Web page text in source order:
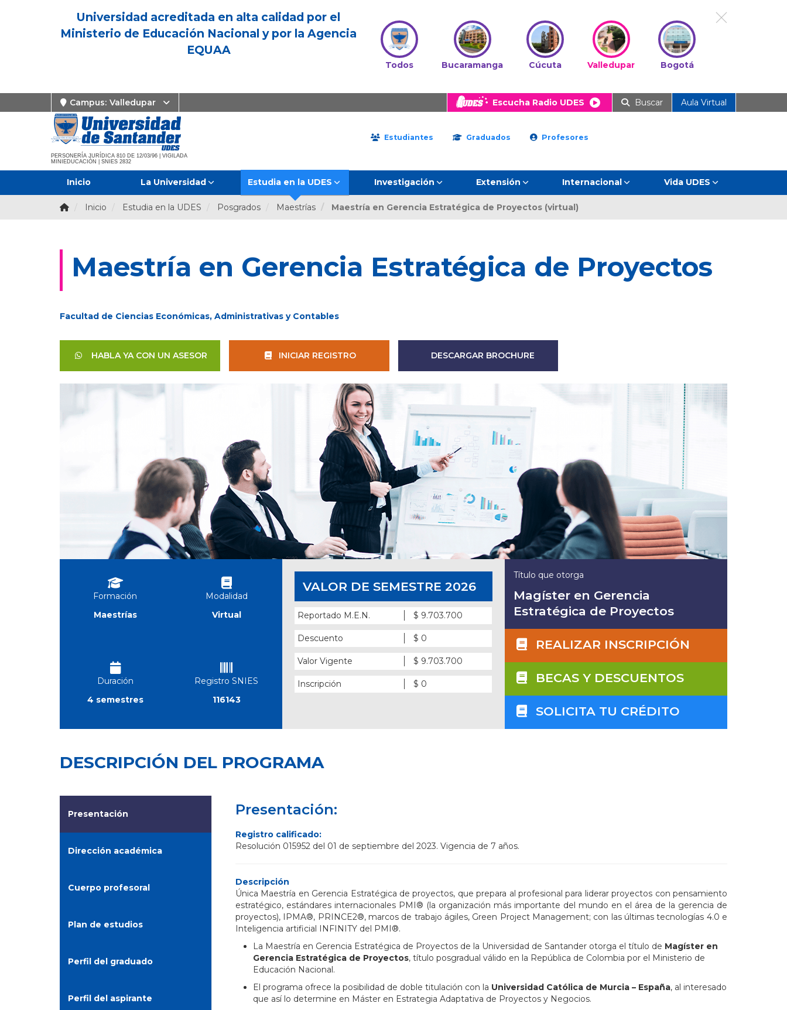
Universidad acreditada en alta calidad por el
Ministerio de Educación Nacional y por la Agencia
EQUAA
Todos Bucaramanga Cúcuta Valledupar Bogotá
Campus: Valledupar Escucha Radio UDES Buscar Aula Virtual
PERSONERÍA JURÍDICA 810 DE 12/03/96 | VIGILADA
MINIEDUCACIÓN | SNIES 2832
Estudiantes Graduados Profesores
Inicio La Universidad Estudia en la UDES Investigación Extensión Internacional Vida UDES
Inicio Estudia en la UDES Posgrados Maestrías Maestría en Gerencia Estratégica de Proyectos (virtual)
Maestría en Gerencia Estratégica de Proyectos
Facultad de Ciencias Económicas, Administrativas y Contables
HABLA YA CON UN ASESOR INICIAR REGISTRO DESCARGAR BROCHURE
Formación
Maestrías
Modalidad
Virtual
Duración
4 semestres
Registro SNIES
116143
VALOR DE SEMESTRE 2026
Reportado M.E.N. $ 9.703.700
Descuento $ 0
Valor Vigente $ 9.703.700
Inscripción $ 0
Título que otorga
Magíster en Gerencia
Estratégica de Proyectos
REALIZAR INSCRIPCIÓN
BECAS Y DESCUENTOS
SOLICITA TU CRÉDITO
DESCRIPCIÓN DEL PROGRAMA
Presentación
Dirección académica
Cuerpo profesoral
Plan de estudios
Perfil del graduado
Perfil del aspirante
Presentación:
Registro calificado:
Resolución 015952 del 01 de septiembre del 2023. Vigencia de 7 años.
Descripción
Única Maestría en Gerencia Estratégica de proyectos, que prepara al profesional para liderar proyectos con pensamiento
estratégico, estándares internacionales PMI® (la organización más importante del mundo en el área de la gerencia de
proyectos), IPMA®, PRINCE2®, marcos de trabajo ágiles, Green Project Management; con las últimas tecnologías 4.0 e
Inteligencia artificial INFINITY del PMI®.
La Maestría en Gerencia Estratégica de Proyectos de la Universidad de Santander otorga el título de Magíster en
Gerencia Estratégica de Proyectos, título posgradual válido en la República de Colombia por el Ministerio de
Educación Nacional.
El programa ofrece la posibilidad de doble titulación con la Universidad Católica de Murcia – España, al interesado
que así lo determine en Máster en Estrategia Adaptativa de Proyectos y Negocios.